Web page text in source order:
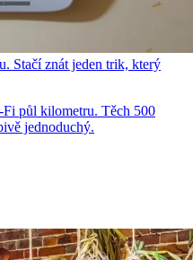
Stačí znát jeden trik, který
Fi půl kilometru. Těch 500
jednoduchý.